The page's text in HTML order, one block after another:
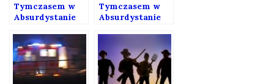
Tymczasem w
Absurdystanie
Tymczasem w
Absurdystanie